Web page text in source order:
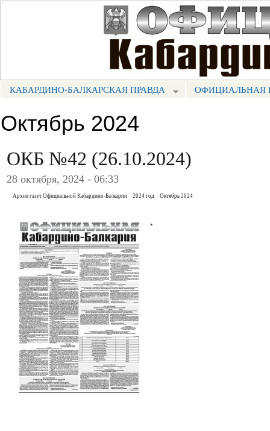
МЕНЮ КБП
КАБАРДИНО-БАЛКАРСКАЯ ПРАВДА ОФИЦИАЛЬНАЯ
Октябрь 2024
ОКБ №42 (26.10.2024)
28 октября, 2024 - 06:33
Архив газет Официальной Кабардино-Балкарии 2024 год Октябрь 2024
.